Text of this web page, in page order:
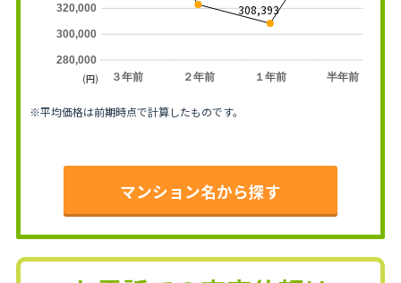
３年前 ２年前 １年前 半年前
280,000
300,000
320,000
308,393
(円)
※平均価格は前期時点で計算したものです。
マンション名から探す